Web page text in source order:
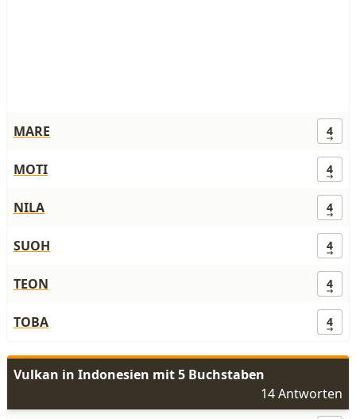
MARE 4
MOTI 4
NILA 4
SUOH 4
TEON 4
TOBA 4
Vulkan in Indonesien mit 5 Buchstaben
14 Antworten